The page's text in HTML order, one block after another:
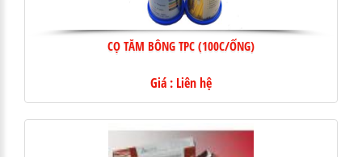
CỌ TĂM BÔNG TPC (100C/ỐNG)
Giá : Liên hệ